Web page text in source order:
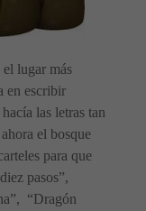
lugar más
en escribir
las letras tan
el bosque
para que
pasos”,
“Dragón